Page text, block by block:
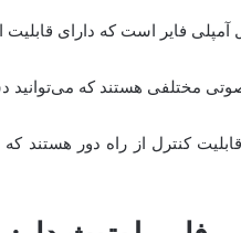
آمپلی فایر است که دارای
مختلفی هستند که می‌توانید
کنترل از راه دور هستند